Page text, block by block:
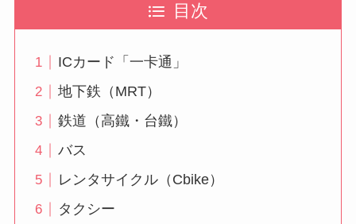
目次
ICカード「一卡通」
地下鉄（MRT）
鉄道（高鐵・台鐵）
バス
レンタサイクル（Cbike）
タクシー